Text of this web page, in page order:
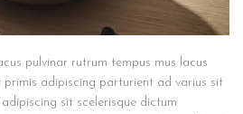
pulvinar rutrum tempus mus lacus
adipiscing parturient ad varius sit
sit scelerisque dictum